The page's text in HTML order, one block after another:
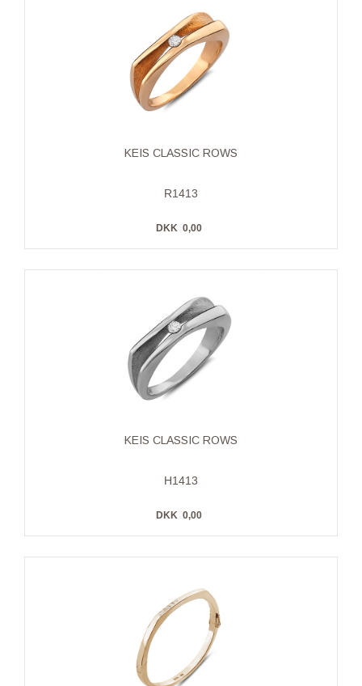
KEIS CLASSIC ROWS
R1413
DKK 0,00
KEIS CLASSIC ROWS
H1413
DKK 0,00